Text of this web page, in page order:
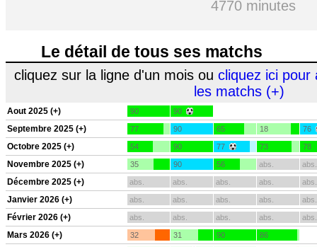
4770 minutes
Le détail de tous ses matchs
cliquez sur la ligne d'un mois ou cliquez ici pour
les matchs (+)
Aout 2025 (+) 90 90
Septembre 2025 (+) 77 90 65 18 76
Octobre 2025 (+) 54 90 77 73 78
Novembre 2025 (+) 35 90 56 abs. abs.
Décembre 2025 (+) abs. abs. abs. abs. abs.
Janvier 2026 (+) abs. abs. abs. abs. abs.
Février 2026 (+) abs. abs. abs. abs. abs.
Mars 2026 (+) 32 31 90 86